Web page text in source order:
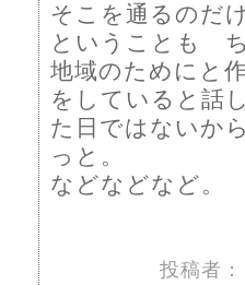
そこを通るのだ
ということも
地域のためにと
をしていると話
た日ではないか
っと。
などなどなど。
投稿者：